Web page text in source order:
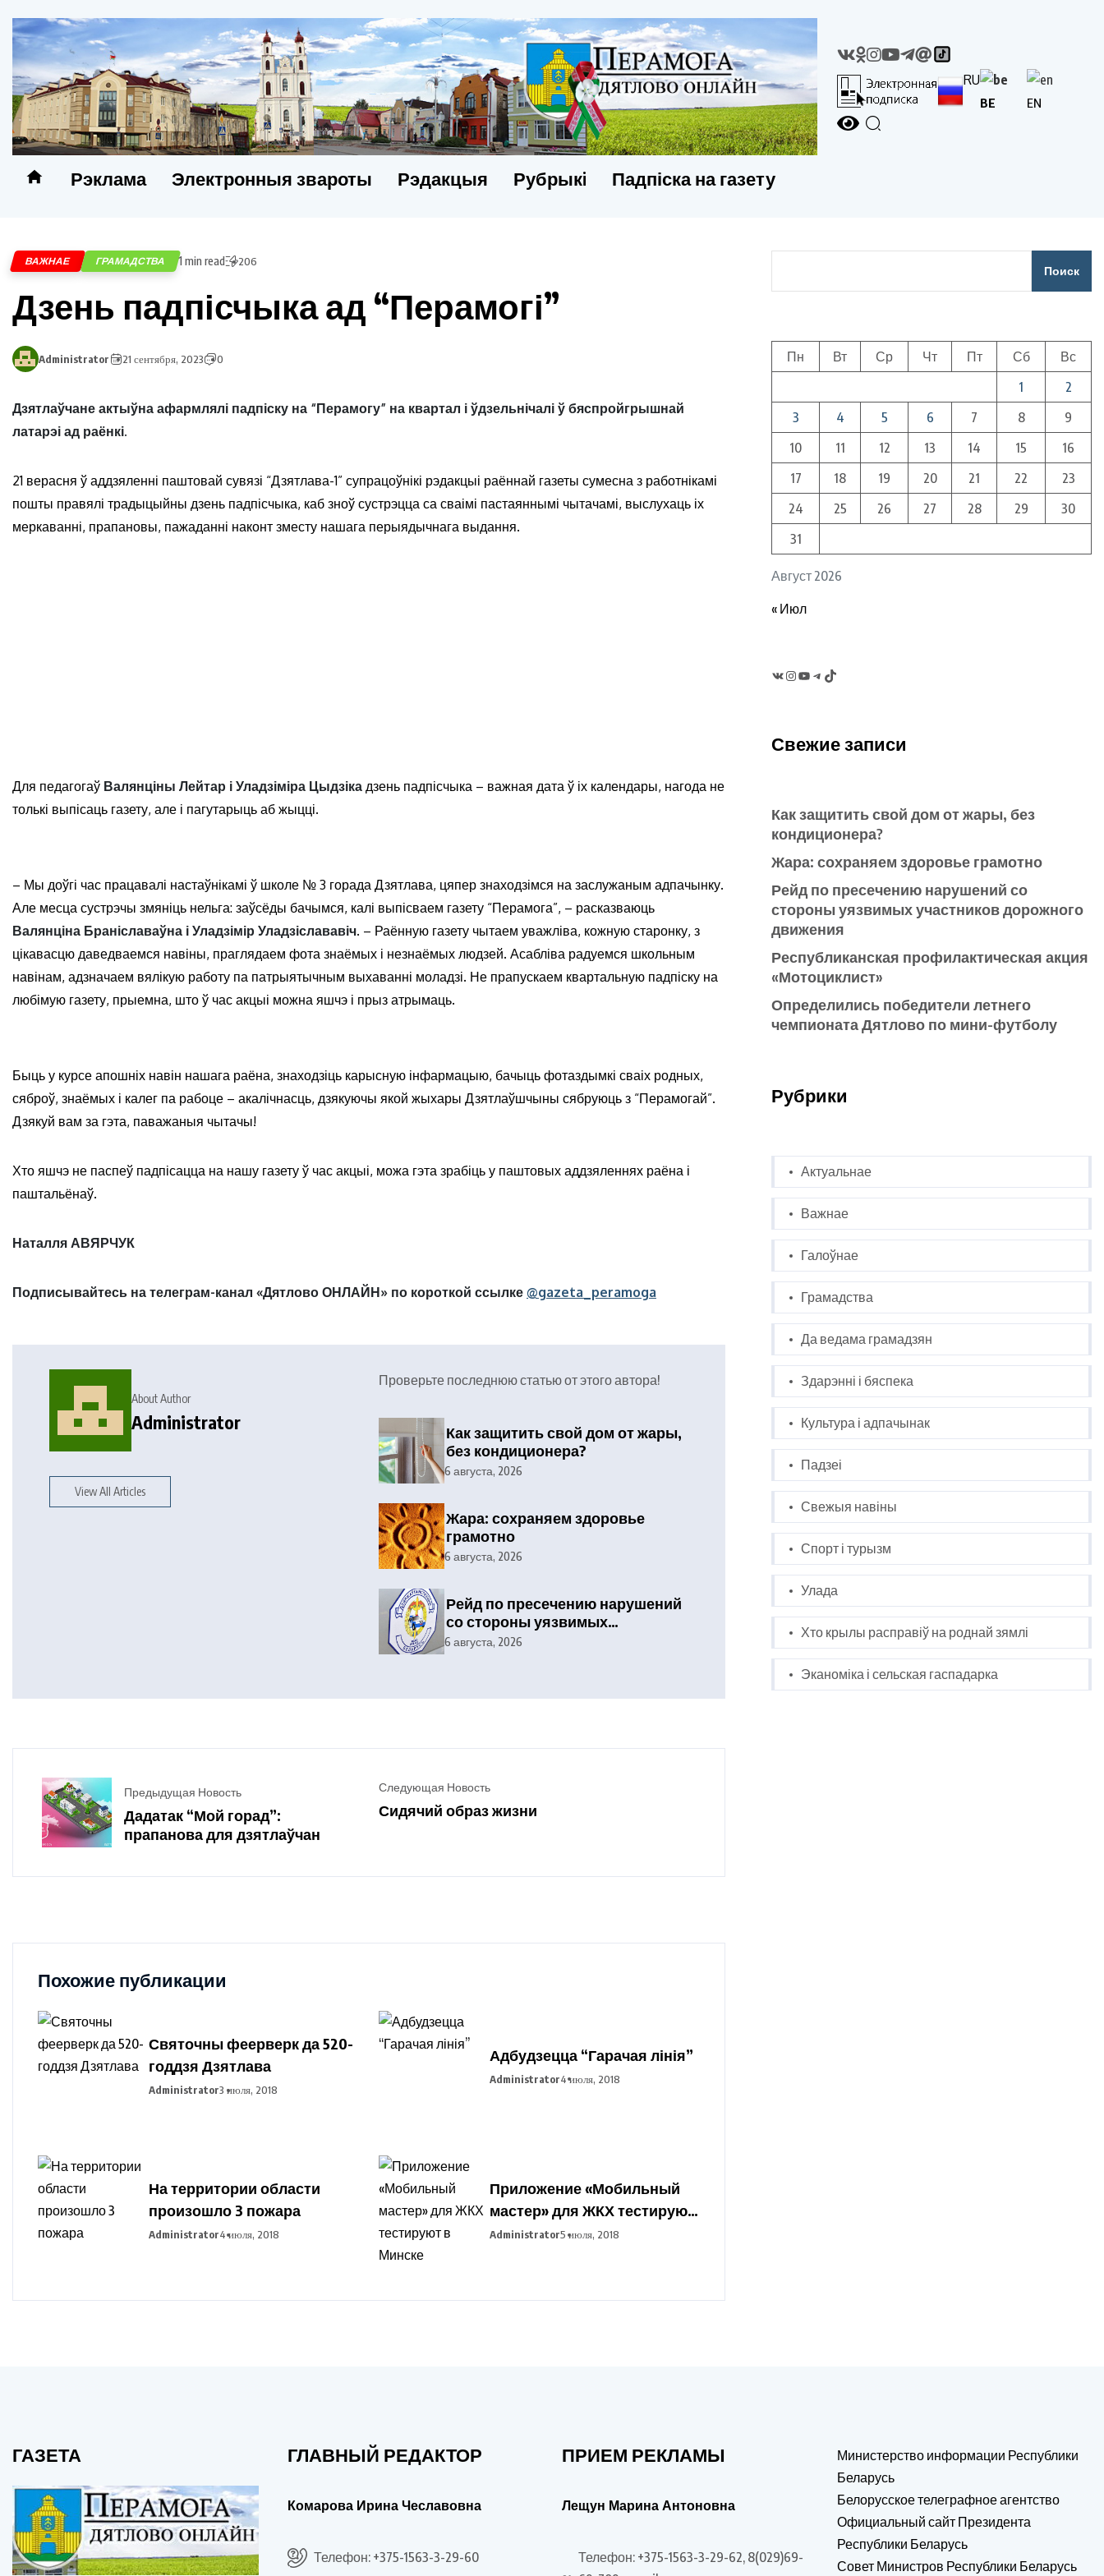
Рэклама Электронныя звароты Рэдакцыя Рубрыкi Падпіска на газету
RU
BE EN
ВАЖНАЕ ГРАМАДСТВА 1 min read 206
Дзень падпісчыка ад “Перамогі”
Administrator 21 сентября, 2023 0
Дзятлаўчане актыўна афармлялі падпіску на “Перамогу” на квартал і ўдзельнічалі ў бяспройгрышнай
латарэі ад раёнкі.
21 верасня ў аддзяленні паштовай сувязі “Дзятлава-1” супрацоўнікі рэдакцыі раённай газеты сумесна з работнікамі
пошты правялі традыцыйны дзень падпісчыка, каб зноў сустрэцца са сваімі пастаяннымі чытачамі, выслухаць іх
меркаванні, прапановы, пажаданні наконт зместу нашага перыядычнага выдання.
Для педагогаў Валянціны Лейтар і Уладзіміра Цыдзіка дзень падпісчыка – важная дата ў іх календары, нагода не
толькі выпісаць газету, але і пагутарыць аб жыцці.
– Мы доўгі час працавалі настаўнікамі ў школе № 3 горада Дзятлава, цяпер знаходзімся на заслужаным адпачынку.
Але месца сустрэчы змяніць нельга: заўсёды бачымся, калі выпісваем газету “Перамога”, – расказваюць
Валянціна Браніславаўна і Уладзімір Уладзіслававіч. – Раённую газету чытаем уважліва, кожную старонку, з
цікавасцю даведваемся навіны, праглядаем фота знаёмых і незнаёмых людзей. Асабліва радуемся школьным
навінам, адзначаем вялікую работу па патрыятычным выхаванні моладзі. Не прапускаем квартальную падпіску на
любімую газету, прыемна, што ў час акцыі можна яшчэ і прыз атрымаць.
Быць у курсе апошніх навін нашага раёна, знаходзіць карысную інфармацыю, бачыць фотаздымкі сваіх родных,
сяброў, знаёмых і калег па рабоце – акалічнасць, дзякуючы якой жыхары Дзятлаўшчыны сябруюць з “Перамогай”.
Дзякуй вам за гэта, паважаныя чытачы!
Хто яшчэ не паспеў падпісацца на нашу газету ў час акцыі, можа гэта зрабіць у паштовых аддзяленнях раёна і
паштальёнаў.
Наталля АВЯРЧУК
Подписывайтесь на телеграм-канал «Дятлово ОНЛАЙН» по короткой ссылке @gazeta_peramoga
About Author
Administrator
View All Articles
Проверьте последнюю статью от этого автора!
Как защитить свой дом от жары,
без кондиционера?
6 августа, 2026
Жара: сохраняем здоровье
грамотно
6 августа, 2026
Рейд по пресечению нарушений
со стороны уязвимых
участников дорожного
6 августа, 2026
Предыдущая Новость
Дадатак “Мой горад”:
прапанова для дзятлаўчан
Следующая Новость
Сидячий образ жизни
Похожие публикации
Святочны феерверк да 520-
годдзя Дзятлава
Administrator3 июля, 2018
Адбудзецца “Гарачая лінія”
Administrator4 июля, 2018
На территории области
произошло 3 пожара
Administrator4 июля, 2018
Приложение «Мобильный
мастер» для ЖКХ тестируют
в Минске
Administrator5 июля, 2018
Поиск
Август 2026
Пн Вт Ср Чт Пт Сб
Вс
1
2
3
4 5 6 7 8
9
10
11 12 13 14 15
16
17
18 19 20 21 22
23
24
25 26 27 28 29
30
31
« Июл
Instagram
YouTubeTelegram
TikTok
Свежие записи
Как защитить свой дом от жары, без
кондиционера?
Жара: сохраняем здоровье грамотно
Рейд по пресечению нарушений со
стороны уязвимых участников дорожного
движения
Республиканская профилактическая акция
«Мотоциклист»
Определились победители летнего
чемпионата Дятлово по мини-футболу
Рубрики
Актуальнае
Важнае
Галоўнае
Грамадства
Да ведама грамадзян
Здарэнні і бяспека
Культура і адпачынак
Падзеі
Свежыя навіны
Спорт і турызм
Улада
Хто крылы расправіў на роднай зямлі
Эканоміка і сельская гаспадарка
ГАЗЕТА ГЛАВНЫЙ РЕДАКТОР
Комарова Ирина Чеславовна
Телефон: +375-1563-3-29-60
ПРИЕМ РЕКЛАМЫ
Лещун Марина Антоновна
Телефон: +375-1563-3-29-62, 8(029)69-
Министерство информации Республики
Беларусь
Белорусское телеграфное агентство
Официальный сайт Президента
Республики Беларусь
Совет Министров Республики Беларусь